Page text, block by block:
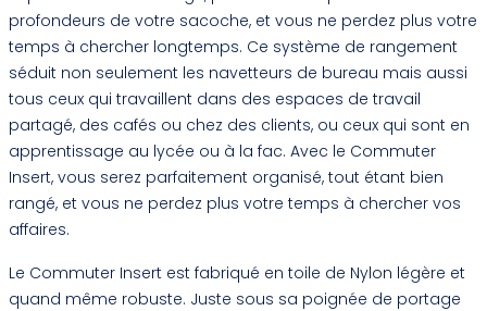
profondeurs de votre sacoche, et vous ne perdez plus votre
temps à chercher longtemps. Ce système de rangement
séduit non seulement les navetteurs de bureau mais aussi
tous ceux qui travaillent dans des espaces de travail
partagé, des cafés ou chez des clients, ou ceux qui sont en
apprentissage au lycée ou à la fac. Avec le Commuter
Insert, vous serez parfaitement organisé, tout étant bien
rangé, et vous ne perdez plus votre temps à chercher vos
affaires.
Le Commuter Insert est fabriqué en toile de Nylon légère et
quand même robuste. Juste sous sa poignée de portage